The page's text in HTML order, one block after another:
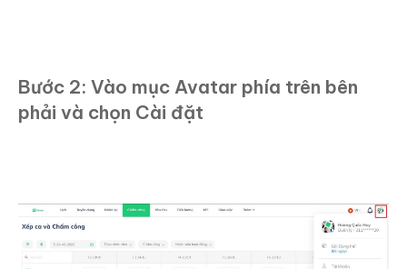
Bước 2: Vào mục Avatar phía trên bên
phải và chọn Cài đặt